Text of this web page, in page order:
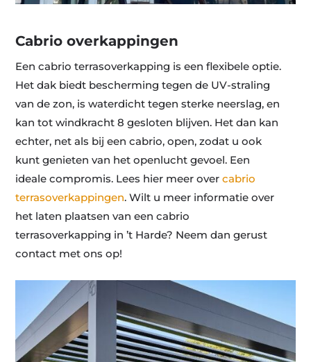
Cabrio overkappingen
Een cabrio terrasoverkapping is een flexibele optie.
Het dak biedt bescherming tegen de UV-straling
van de zon, is waterdicht tegen sterke neerslag, en
kan tot windkracht 8 gesloten blijven. Het dan kan
echter, net als bij een cabrio, open, zodat u ook
kunt genieten van het openlucht gevoel. Een
ideale compromis. Lees hier meer overcabrio
terrasoverkappingen. Wilt u meer informatie over
het laten plaatsen van een cabrio
terrasoverkapping in ’t Harde? Neem dan gerust
contact met ons op!